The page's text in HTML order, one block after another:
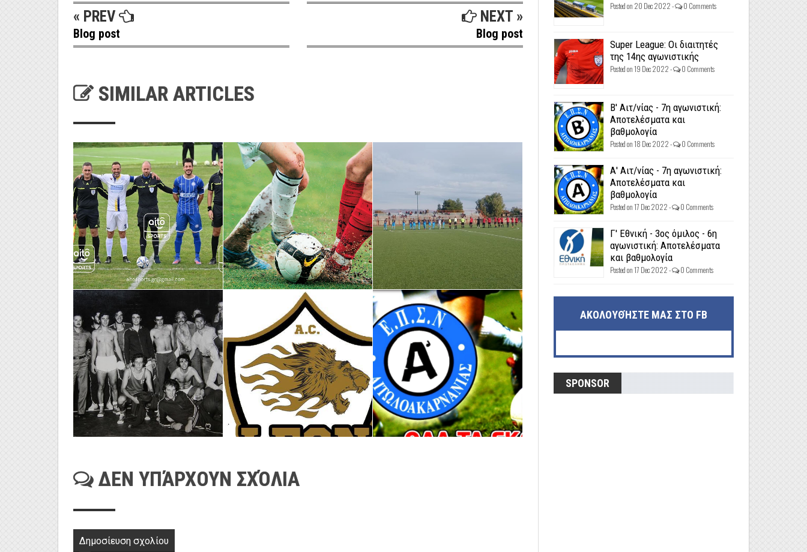
« PREV
Blog post
NEXT »
Blog post
SIMILAR ARTICLES
ΔΕΝ ΥΠΆΡΧΟΥΝ ΣΧΌΛΙΑ
Δημοσίευση σχολίου
Posted on 20 Dec 2022 - 0 Comments
Super League: Οι διαιτητές
της 14ης αγωνιστικής
Posted on 19 Dec 2022 - 0 Comments
Β' Αιτ/νίας - 7η αγωνιστική:
Αποτελέσματα και
βαθμολογία
Posted on 18 Dec 2022 - 0 Comments
Α' Αιτ/νίας - 7η αγωνιστική:
Αποτελέσματα και
βαθμολογία
Posted on 17 Dec 2022 - 0 Comments
Γ' Εθνική - 3ος όμιλος - 6η
αγωνιστική: Αποτελέσματα
και βαθμολογία
Posted on 17 Dec 2022 - 0 Comments
ΑΚΟΛΟΥΘΉΣΤΕ ΜΑΣ ΣΤΟ FB
SPONSOR